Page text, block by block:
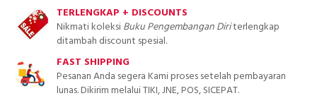
TERLENGKAP + DISCOUNTS
Nikmati koleksiBuku Pengembangan Diriterlengkap
ditambah discount spesial.
FAST SHIPPING
Pesanan Anda segera Kami proses setelah pembayaran
lunas. Dikirim melalui TIKI, JNE, POS, SICEPAT.